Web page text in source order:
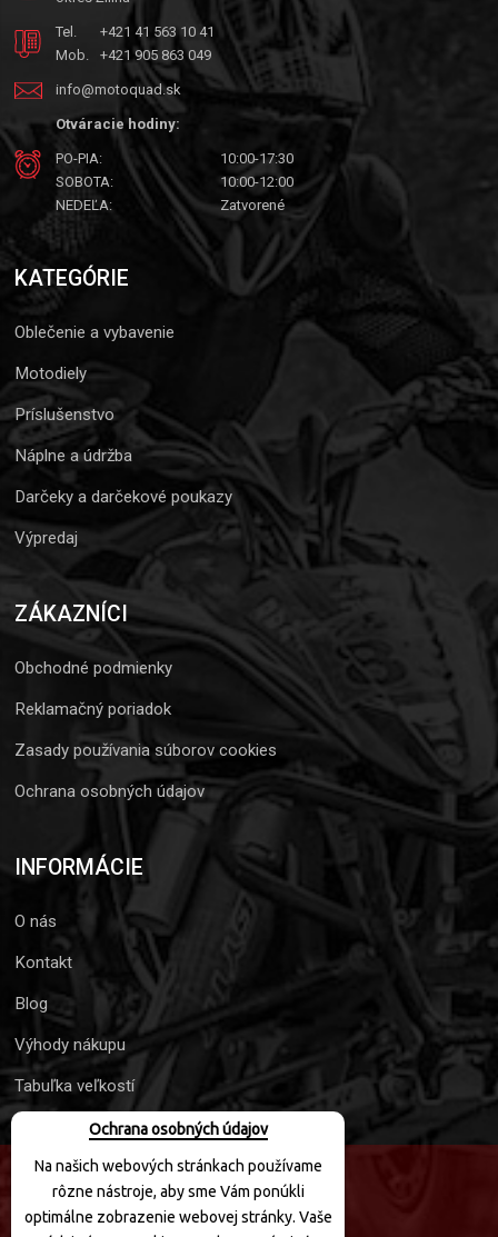
Ochrana osobných údajov
Na našich webových stránkach používame
rôzne nástroje, aby sme Vám ponúkli
optimálne zobrazenie webovej stránky. Vaše
Tel.
+421 41 563 10 41
Mob.
+421 905 863 049
info@motoquad.sk
Otváracie hodiny:
PO-PIA:
10:00-17:30
SOBOTA:
10:00-12:00
NEDEĽA:
Zatvorené
KATEGÓRIE
Oblečenie a vybavenie
Motodiely
Príslušenstvo
Náplne a údržba
Darčeky a darčekové poukazy
Výpredaj
ZÁKAZNÍCI
Obchodné podmienky
Reklamačný poriadok
Zasady používania súborov cookies
Ochrana osobných údajov
INFORMÁCIE
O nás
Kontakt
Blog
Výhody nákupu
Tabuľka veľkostí
SLEDUJTE NÁS